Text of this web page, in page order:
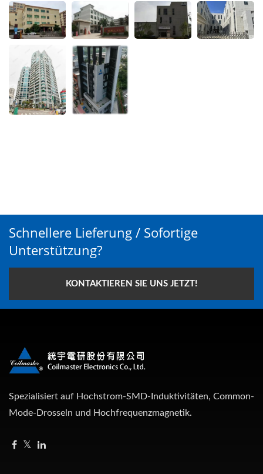
Schnellere Lieferung / Sofortige
Unterstützung?
KONTAKTIEREN SIE UNS JETZT!
Spezialisiert auf Hochstrom-SMD-Induktivitäten, Common-
Mode-Drosseln und Hochfrequenzmagnetik.